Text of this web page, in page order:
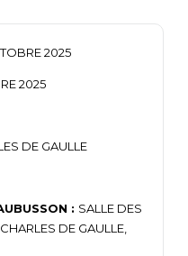
2025
2025
DE GAULLE
: SALLE DES
DE GAULLE,